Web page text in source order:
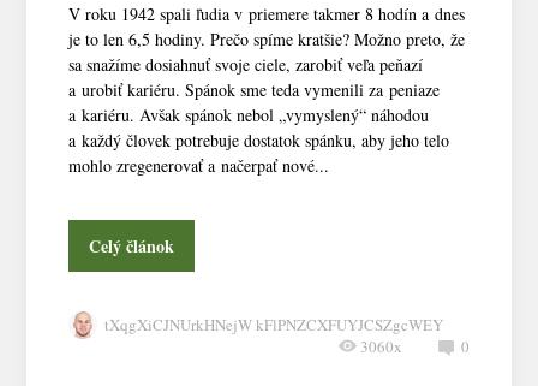
V roku 1942 spali ľudia v priemere takmer 8 hodín a dnes
je to len 6,5 hodiny. Prečo spíme kratšie? Možno preto, že
sa snažíme dosiahnuť svoje ciele, zarobiť veľa peňazí
a urobiť kariéru. Spánok sme teda vymenili za peniaze
a kariéru. Avšak spánok nebol „vymyslený“ náhodou
a každý človek potrebuje dostatok spánku, aby jeho telo
mohlo zregenerovať a načerpať nové...
Celý článok
tXqgXiCJNUrkHNejW kFlPNZCXFUYJCSZgcWEY
0
3060x